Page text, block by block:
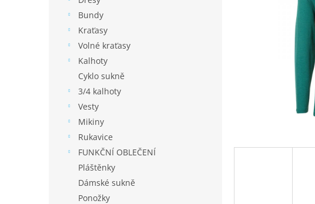
Bundy
Kraťasy
Volné kraťasy
Kalhoty
Cyklo sukně
3/4 kalhoty
Vesty
Mikiny
Rukavice
FUNKČNÍ OBLEČENÍ
Pláštěnky
Dámské sukně
Ponožky